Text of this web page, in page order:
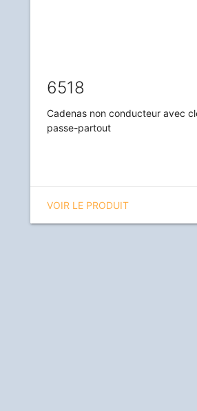
6518
Cadenas non conducteur avec
passe-partout
VOIR LE PRODUIT